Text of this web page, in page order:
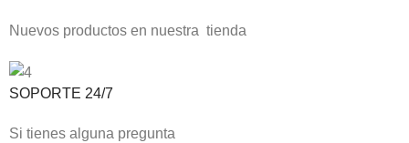
Nuevos productos en nuestra tienda
SOPORTE 24/7
Si tienes alguna pregunta